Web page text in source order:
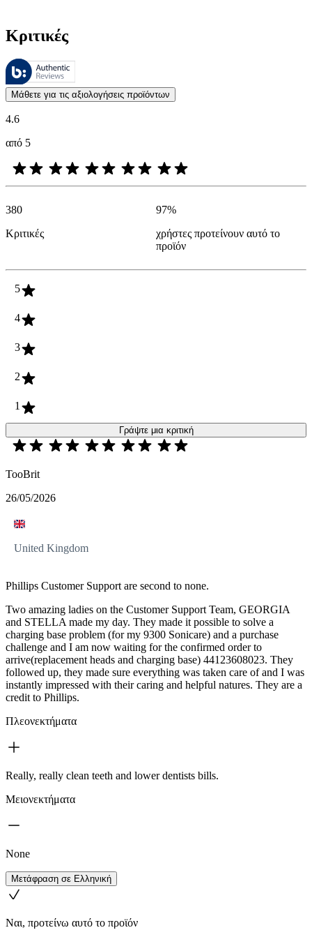
Κριτικές
Αυτές οι κριτικές υποβάλλονται σε διαχείριση από το
Οι απόψεις των πελατών με τη μορφή αξιολογήσεων προϊόντων και
Μάθετε για τις αξιολογήσεις προϊόντων
4.6
από 5
380
Κριτικές
97%
χρήστες προτείνουν αυτό το
προϊόν
5
4
3
2
1
Γράψτε μια κριτική
TooBrit
26/05/2026
United Kingdom
Phillips Customer Support are second to none.
Two amazing ladies on the Customer Support Team, GEORGIA
and STELLA made my day. They made it possible to solve a
charging base problem (for my 9300 Sonicare) and a purchase
challenge and I am now waiting for the confirmed order to
arrive(replacement heads and charging base) 44123608023. They
followed up, they made sure everything was taken care of and I was
instantly impressed with their caring and helpful natures. They are a
credit to Phillips.
Πλεονεκτήματα
Really, really clean teeth and lower dentists bills.
Μειονεκτήματα
None
Μετάφραση σε Ελληνική
Ναι, προτείνω αυτό το προϊόν